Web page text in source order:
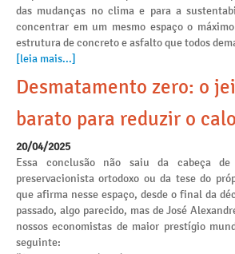
das mudanças no clima e para a
concentrar em um mesmo espaço o
estrutura de concreto e asfalto que todos
[leia mais...]
Desmatamento zero: o
barato para reduzir o
20/04/2025
Essa conclusão não saiu da cabeça de
preservacionista ortodoxo ou da tese do
que afirma nesse espaço, desde o final da
passado, algo parecido, mas de José
nossos economistas de maior prestígio
seguinte: